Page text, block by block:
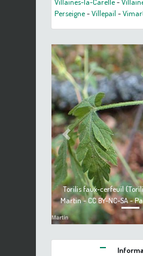
Perseigne-Villepail -
Torilis faux-cerfeuil
Martin - CC BY-NC-SA -
Previous